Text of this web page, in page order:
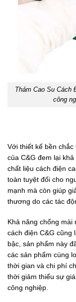
Thảm Cao Su Cách
công
Với thiết kế bền chắc
của C&G đem lại
chất liệu cách điện
toàn tuyệt đối cho
mạnh mà còn giúp
thương do các tác
Khả năng chống mài
cách điện C&G cũng
bậc, sản phẩm này
các sản phẩm cùng
thời gian và chi phí
thời giảm thiểu sự
công nghiệp.